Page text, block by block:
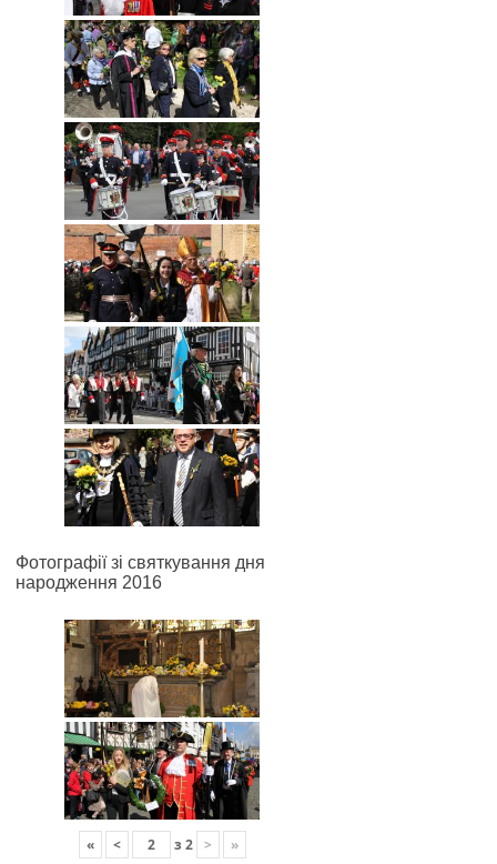
Фотографії зі святкування дня
народження 2016
« < з 2 > »